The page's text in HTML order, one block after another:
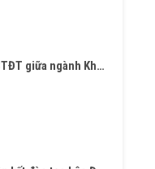
Phân tích, so sánh CTĐT giữa ngành Khoa học vật liệu và ngành Công nghệ vật liệu